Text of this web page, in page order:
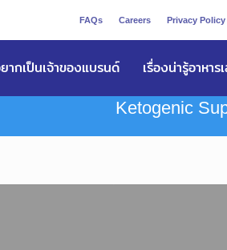
FAQs Careers Privacy Policy
ากเป็นเจ้าของแบรนด์ เรื่องน่ารู้อาหาร
Ketogenic